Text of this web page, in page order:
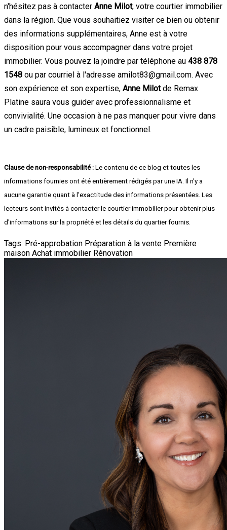
n'hésitez pas à contacter Anne Milot, votre courtier immobilier
dans la région. Que vous souhaitiez visiter ce bien ou obtenir
des informations supplémentaires, Anne est à votre
disposition pour vous accompagner dans votre projet
immobilier. Vous pouvez la joindre par téléphone au 438 878
1548 ou par courriel à l'adresse amilot83@gmail.com. Avec
son expérience et son expertise, Anne Milotde Remax
Platine saura vous guider avec professionnalisme et
convivialité. Une occasion à ne pas manquer pour vivre dans
un cadre paisible, lumineux et fonctionnel.
Clause de non-responsabilité : Le contenu de ce blog et toutes les
informations fournies ont été entièrement rédigés par une IA. Il n'y a
aucune garantie quant à l'exactitude des informations présentées. Les
lecteurs sont invités à contacter le courtier immobilier pour obtenir plus
d'informations sur la propriété et les détails du quartier fournis.
Tags: Pré-approbation Préparation à la vente Première
maison Achat immobilier Rénovation